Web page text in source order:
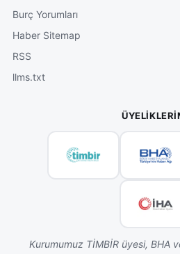
Burç Yorumları
Haber Sitemap
RSS
llms.txt
Kurumumuz TİMBİR üyesi, BHA